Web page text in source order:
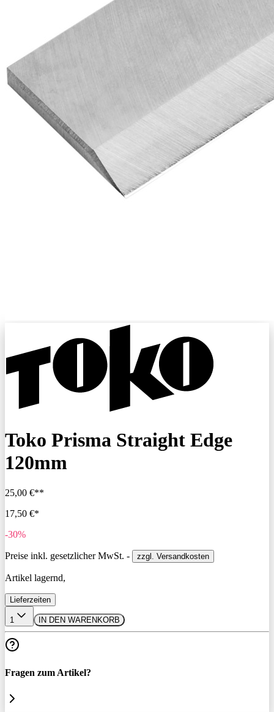
Toko Prisma Straight Edge
120mm
25,00 €**
17,50 €*
-30%
Preise inkl. gesetzlicher MwSt. - zzgl. Versandkosten
Artikel lagernd,
Lieferzeiten
1 IN DEN WARENKORB
Fragen zum Artikel?